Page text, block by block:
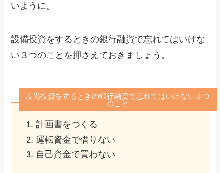
いように。
設備投資をするときの銀行融資で忘れてはいけな
い３つのことを押さえておきましょう。
設備投資をするときの銀行融資で忘れてはいけない３つ
のこと
計画書をつくる
運転資金で借りない
自己資金で買わない